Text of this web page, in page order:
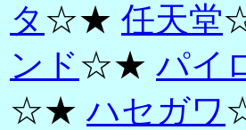
タ ☆★ 任天堂
ンド☆★ パイ
☆★ハセガワ